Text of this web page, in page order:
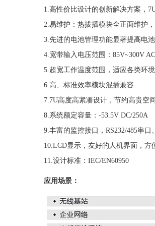
1.高性价比设计的创新解决方案，
2.易维护：热拔插模块全正面维护
3.先进的电池管理功能显著提高电
4.宽带输入电压范围：85V~300V AC
5.超宽工作温度范围，适应各类环
6.高、标准效率模块混插兼容
7.7U高度高紧凑设计，节约高贵空间
8.系统额定容量：-53.5V DC/250A
9.丰富的监控接口，RS232/485串口
10.LCD显示，友好的人机界面，方
11.设计标准：IEC/EN60950
应用场景：